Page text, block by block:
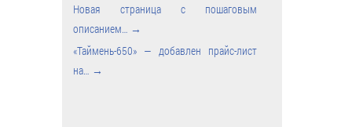
Новая страница с пошаговым
описанием… →
«Таймень-650» — добавлен прайс-лист
на… →